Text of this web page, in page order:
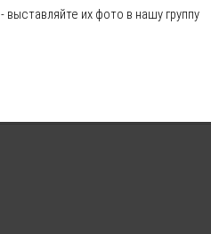
- выставляйте их фото в нашу группу